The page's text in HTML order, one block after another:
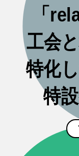
「
工会
特化
特